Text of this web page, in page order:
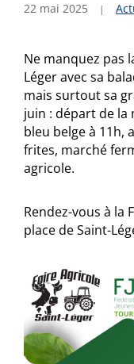
22 mai 2025
Ne manquez pas
Léger avec sa
mais surtout sa
juin : départ de la
bleu belge à 11h,
frites, marché
agricole.
Rendez-vous à la
place de Saint-